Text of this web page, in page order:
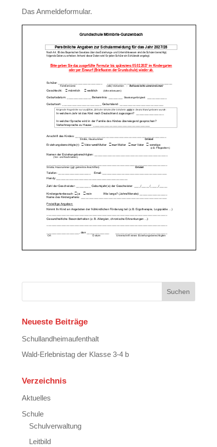
Das Anmeldeformular.
Neueste Beiträge
Schullandheimaufenthalt
Wald-Erlebnistag der Klasse 3-4 b
Verzeichnis
Aktuelles
Schule
Schulverwaltung
Leitbild